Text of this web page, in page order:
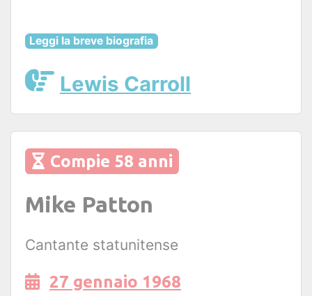
Leggi la breve biografia
Lewis Carroll
Compie 58 anni
Mike Patton
Cantante statunitense
27 gennaio 1968